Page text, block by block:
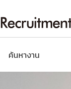
ค้นหางาน